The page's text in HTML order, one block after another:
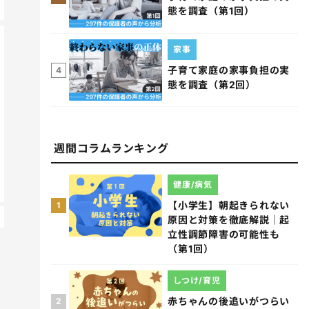
態を調査（第1回）
4
子育て家庭の家事負担の実
態を調査（第2回）
家事
週間コラムランキング
1
【小学生】朝起きられない
原因と対策を徹底解説｜起
立性調節障害の可能性も
（第1回）
健康/病気
2
赤ちゃんの後追いがつらい
しつけ/育児